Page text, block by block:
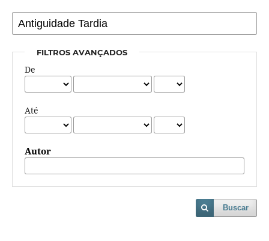
FILTROS AVANÇADOS
De
Até
Autor
Buscar